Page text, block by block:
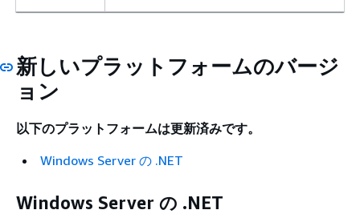
新しいプラットフォームのバージ
ョン
以下のプラットフォームは更新済みです。
Windows Server の .NET
Windows Server の .NET